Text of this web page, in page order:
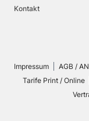
Kontakt
Impressum AGB /
Tarife Print / Online